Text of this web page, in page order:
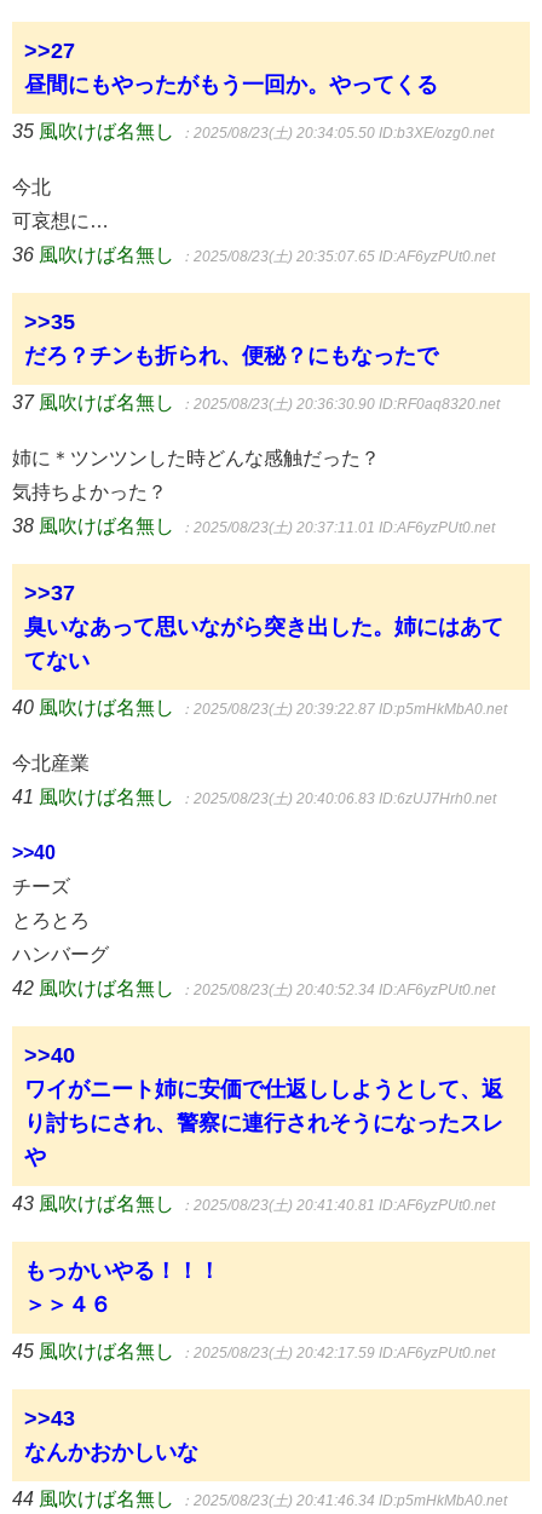
>>27
昼間にもやったがもう一回か。やってくる
35 風吹けば名無し ：2025/08/23(土) 20:34:05.50 ID:b3XE/ozg0.net
今北
可哀想に…
36 風吹けば名無し ：2025/08/23(土) 20:35:07.65 ID:AF6yzPUt0.net
>>35
だろ？チンも折られ、便秘？にもなったで
37 風吹けば名無し ：2025/08/23(土) 20:36:30.90 ID:RF0aq8320.net
姉に＊ツンツンした時どんな感触だった？
気持ちよかった？
38 風吹けば名無し ：2025/08/23(土) 20:37:11.01 ID:AF6yzPUt0.net
>>37
臭いなあって思いながら突き出した。姉にはあて
てない
40 風吹けば名無し ：2025/08/23(土) 20:39:22.87 ID:p5mHkMbA0.net
今北産業
41 風吹けば名無し ：2025/08/23(土) 20:40:06.83 ID:6zUJ7Hrh0.net
>>40
チーズ
とろとろ
ハンバーグ
42 風吹けば名無し ：2025/08/23(土) 20:40:52.34 ID:AF6yzPUt0.net
>>40
ワイがニート姉に安価で仕返ししようとして、返
り討ちにされ、警察に連行されそうになったスレ
や
43 風吹けば名無し ：2025/08/23(土) 20:41:40.81 ID:AF6yzPUt0.net
もっかいやる！！！
＞＞４６
45 風吹けば名無し ：2025/08/23(土) 20:42:17.59 ID:AF6yzPUt0.net
>>43
なんかおかしいな
44 風吹けば名無し ：2025/08/23(土) 20:41:46.34 ID:p5mHkMbA0.net